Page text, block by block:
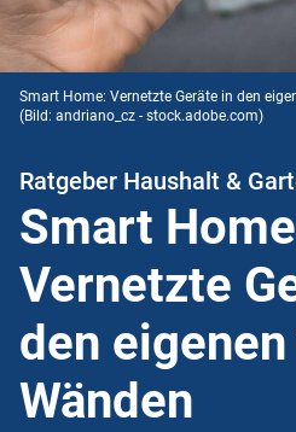
Smart Home: Vernetzte Geräte in den
(Bild: andriano_cz - stock.adobe.com)
Ratgeber Haushalt &
Smart
Vernetzte
den
Wänden